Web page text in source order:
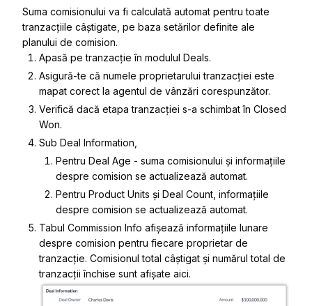
Suma comisionului va fi calculată automat pentru toate
tranzacțiile câștigate, pe baza setărilor definite ale
planului de comision.
Apasă pe tranzacție în modulul Deals.
Asigură-te că numele proprietarului tranzacției este
mapat corect la agentul de vânzări corespunzător.
Verifică dacă etapa tranzacției s-a schimbat în Closed
Won.
Sub Deal Information,
Pentru Deal Age - suma comisionului și informațiile
despre comision se actualizează automat.
Pentru Product Units și Deal Count , informațiile
despre comision se actualizează automat.
Tabul Commission Info afișează informațiile lunare
despre comision pentru fiecare proprietar de
tranzacție. Comisionul total câștigat și numărul total de
tranzacții închise sunt afișate aici.